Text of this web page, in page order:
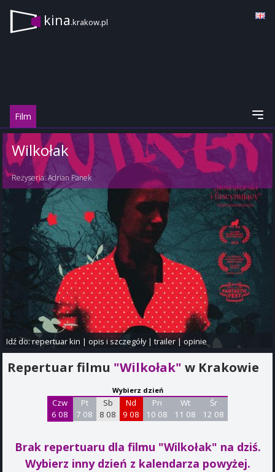
kina.krakow.pl
Film
Wilkołak
Reżyseria:Adrian Panek
Idź do:repertuar kin |opis i szczegóły|trailer|opinie
Repertuar filmu "Wilkołak" w Krakowie
Wybierz dzień
Czw
6 08
Pt
7 08
Sb
8 08
Nd
9 08
Pn
10 08
Wt
11 08
Śr
12 08
Brak repertuaru dla filmu "Wilkołak" na dziś.
Wybierz inny dzień z kalendarza powyżej.